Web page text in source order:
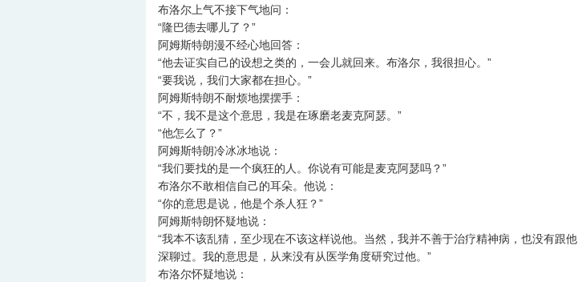
布洛尔上气不接下气地问：
“隆巴德去哪儿了？”
阿姆斯特朗漫不经心地回答：
“他去证实自己的设想之类的，一会儿就回来。布洛尔，我很担心。”
“要我说，我们大家都在担心。”
阿姆斯特朗不耐烦地摆摆手：
“不，我不是这个意思，我是在琢磨老麦克阿瑟。”
“他怎么了？”
阿姆斯特朗冷冰冰地说：
“我们要找的是一个疯狂的人。你说有可能是麦克阿瑟吗？”
布洛尔不敢相信自己的耳朵。他说：
“你的意思是说，他是个杀人狂？”
阿姆斯特朗怀疑地说：
“我本不该乱猜，至少现在不该这样说他。当然，我并不善于治疗精神病，也没有跟他
深聊过。我的意思是，从来没有从医学角度研究过他。”
布洛尔怀疑地说：